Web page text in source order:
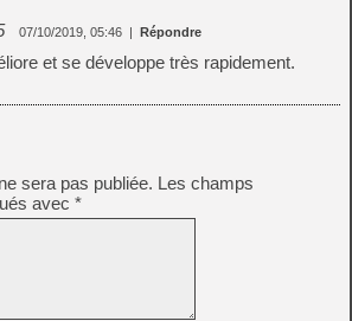
07/10/2019, 05:46 | Répondre
et se développe très rapidement.
sera pas publiée. Les champs
avec *